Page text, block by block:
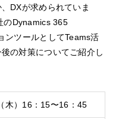
DXが求められていま
のDynamics 365
ンツールとしてTeams活
の対策についてご紹介し
木）16：15〜16：45